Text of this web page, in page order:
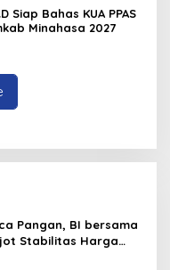
Siap Bahas KUA PPAS
Minahasa 2027
Pangan, BI bersama
Stabilitas Harga